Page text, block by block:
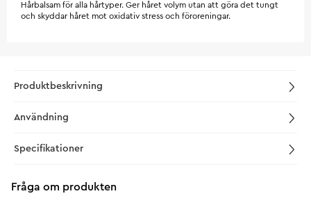
Hårbalsam för alla hårtyper. Ger håret volym utan att göra det tungt
och skyddar håret mot oxidativ stress och föroreningar.
Produktbeskrivning
Användning
Specifikationer
Fråga om produkten